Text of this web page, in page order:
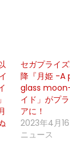
セガプライ
降『月姫 -
glass
イド」がプ
アに！
2023年4月
ニュース